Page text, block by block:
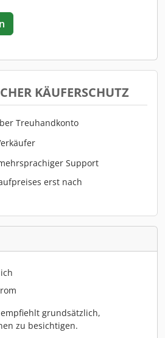
KÄUFERSCHUTZ
Treuhandkonto
Support
erst nach
grundsätzlich,
zu besichtigen.